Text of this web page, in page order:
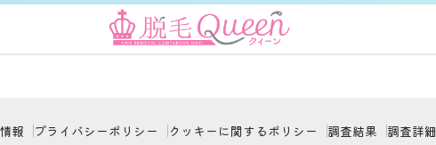
報 プライバシーポリシー クッキーに関するポリシー 調査結果 調査詳細